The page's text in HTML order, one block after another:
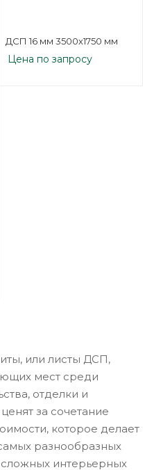
ДСП 16 мм 3500х1750 мм
Цена по запросу
или листы ДСП,
мест среди
отделки и
за сочетание
которое делает
разнообразных
интерьерных